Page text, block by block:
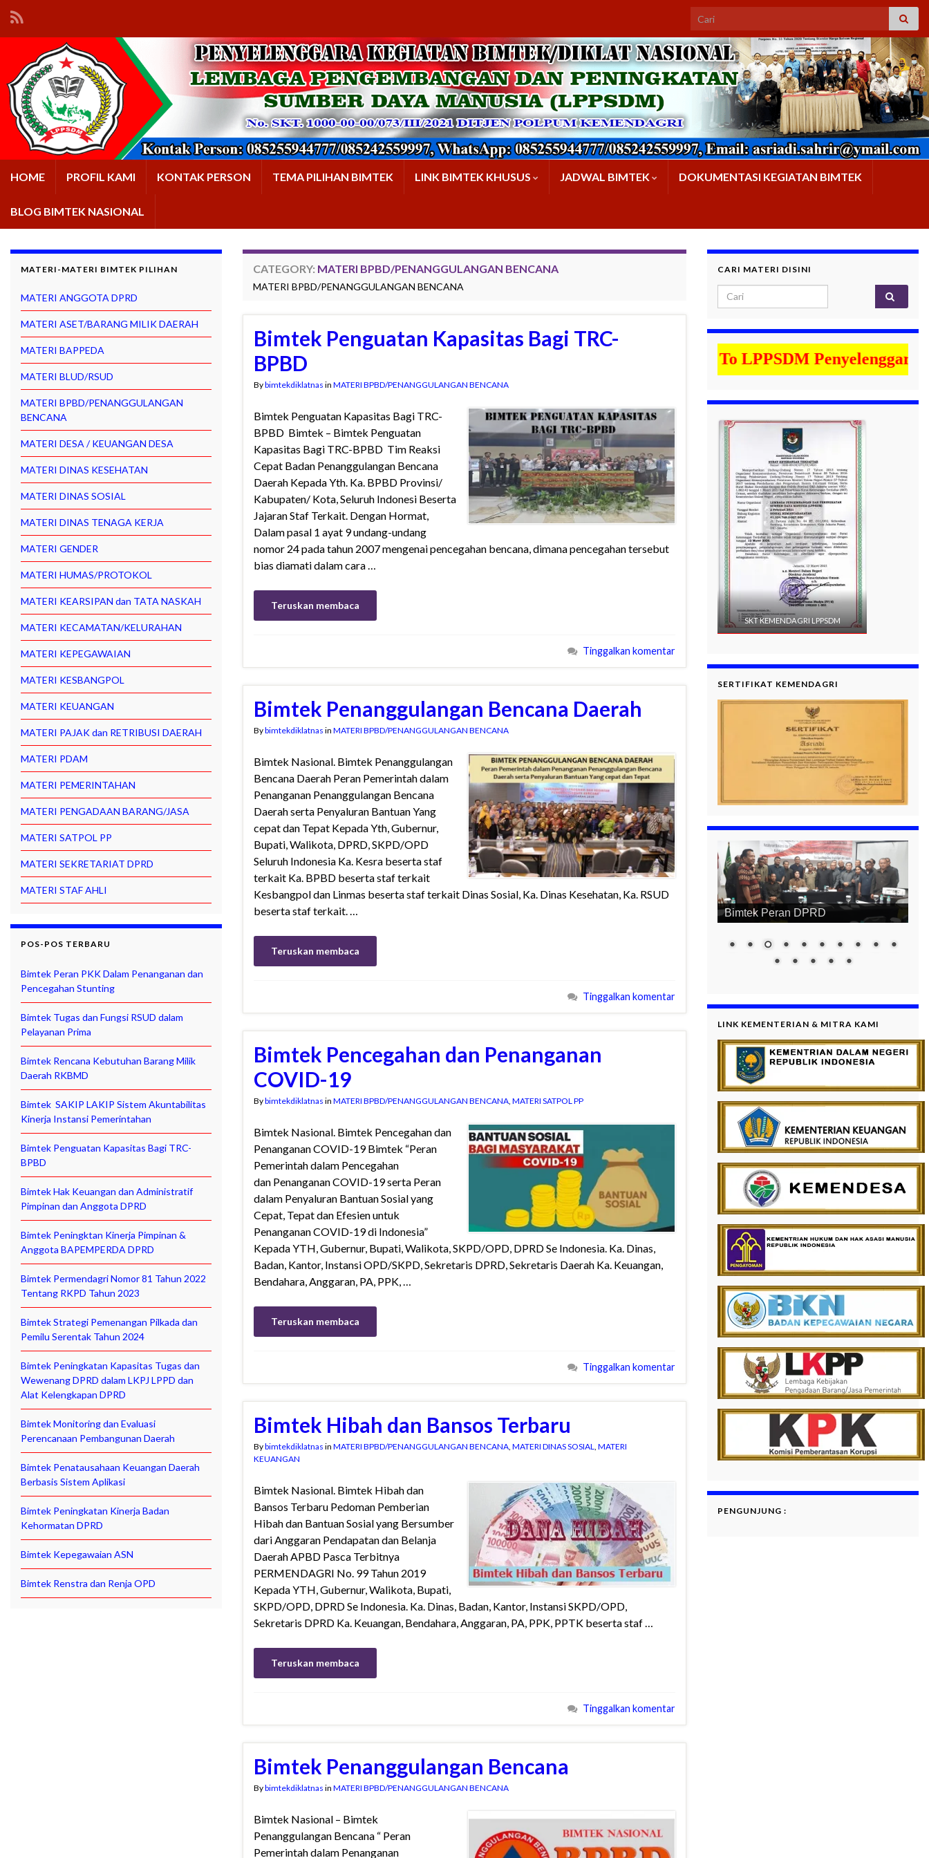
HOME PROFIL KAMI KONTAK PERSON TEMA PILIHAN BIMTEK LINK BIMTEK KHUSUS JADWAL BIMTEK DOKUMENTASI KEGIATAN BIMTEK
BLOG BIMTEK NASIONAL
MATERI-MATERI BIMTEK PILIHAN
MATERI ANGGOTA DPRD
MATERI ASET/BARANG MILIK DAERAH
MATERI BAPPEDA
MATERI BLUD/RSUD
MATERI BPBD/PENANGGULANGAN
BENCANA
MATERI DESA / KEUANGAN DESA
MATERI DINAS KESEHATAN
MATERI DINAS SOSIAL
MATERI DINAS TENAGA KERJA
MATERI GENDER
MATERI HUMAS/PROTOKOL
MATERI KEARSIPAN dan TATA NASKAH
MATERI KECAMATAN/KELURAHAN
MATERI KEPEGAWAIAN
MATERI KESBANGPOL
MATERI KEUANGAN
MATERI PAJAK dan RETRIBUSI DAERAH
MATERI PDAM
MATERI PEMERINTAHAN
MATERI PENGADAAN BARANG/JASA
MATERI SATPOL PP
MATERI SEKRETARIAT DPRD
MATERI STAF AHLI
POS-POS TERBARU
Bimtek Peran PKK Dalam Penanganan dan
Pencegahan Stunting
Bimtek Tugas dan Fungsi RSUD dalam
Pelayanan Prima
Bimtek Rencana Kebutuhan Barang Milik
Daerah RKBMD
Bimtek SAKIP LAKIP Sistem Akuntabilitas
Kinerja Instansi Pemerintahan
Bimtek Penguatan Kapasitas Bagi TRC-
BPBD
Bimtek Hak Keuangan dan Administratif
Pimpinan dan Anggota DPRD
Bimtek Peningktan Kinerja Pimpinan &
Anggota BAPEMPERDA DPRD
Bimtek Permendagri Nomor 81 Tahun 2022
Tentang RKPD Tahun 2023
Bimtek Strategi Pemenangan Pilkada dan
Pemilu Serentak Tahun 2024
Bimtek Peningkatan Kapasitas Tugas dan
Wewenang DPRD dalam LKPJ LPPD dan
Alat Kelengkapan DPRD
Bimtek Monitoring dan Evaluasi
Perencanaan Pembangunan Daerah
Bimtek Penatausahaan Keuangan Daerah
Berbasis Sistem Aplikasi
Bimtek Peningkatan Kinerja Badan
Kehormatan DPRD
Bimtek Kepegawaian ASN
Bimtek Renstra dan Renja OPD
CATEGORY: MATERI BPBD/PENANGGULANGAN BENCANA
MATERI BPBD/PENANGGULANGAN BENCANA
Bimtek Penguatan Kapasitas Bagi TRC-
BPBD
Bybimtekdiklatnas in MATERI BPBD/PENANGGULANGAN BENCANA
Bimtek Penguatan Kapasitas Bagi TRC-
BPBD Bimtek – Bimtek Penguatan
Kapasitas Bagi TRC-BPBD Tim Reaksi
Cepat Badan Penanggulangan Bencana
Daerah Kepada Yth. Ka. BPBD Provinsi/
Kabupaten/ Kota, Seluruh Indonesi Beserta
Jajaran Staf Terkait. Dengan Hormat,
Dalam pasal 1 ayat 9 undang-undang
nomor 24 pada tahun 2007 mengenai pencegahan bencana, dimana pencegahan tersebut
bias diamati dalam cara …
Teruskan membaca
Tinggalkan komentar
Bimtek Penanggulangan Bencana Daerah
Bybimtekdiklatnas in MATERI BPBD/PENANGGULANGAN BENCANA
Bimtek Nasional. Bimtek Penanggulangan
Bencana Daerah Peran Pemerintah dalam
Penanganan Penanggulangan Bencana
Daerah serta Penyaluran Bantuan Yang
cepat dan Tepat Kepada Yth, Gubernur,
Bupati, Walikota, DPRD, SKPD/OPD
Seluruh Indonesia Ka. Kesra beserta staf
terkait Ka. BPBD beserta staf terkait
Kesbangpol dan Linmas beserta staf terkait Dinas Sosial, Ka. Dinas Kesehatan, Ka. RSUD
beserta staf terkait. …
Teruskan membaca
Tinggalkan komentar
Bimtek Pencegahan dan Penanganan
COVID-19
Bybimtekdiklatnas in MATERI BPBD/PENANGGULANGAN BENCANA MATERI SATPOL PP
Bimtek Nasional. Bimtek Pencegahan dan
Penanganan COVID-19 Bimtek “Peran
Pemerintah dalam Pencegahan
dan Penanganan COVID-19 serta Peran
dalam Penyaluran Bantuan Sosial yang
Cepat, Tepat dan Efesien untuk
Penanganan COVID-19 di Indonesia”
Kepada YTH, Gubernur, Bupati, Walikota, SKPD/OPD, DPRD Se Indonesia. Ka. Dinas,
Badan, Kantor, Instansi OPD/SKPD, Sekretaris DPRD, Sekretaris Daerah Ka. Keuangan,
Bendahara, Anggaran, PA, PPK, …
Teruskan membaca
Tinggalkan komentar
Bimtek Hibah dan Bansos Terbaru
Bybimtekdiklatnas in MATERI BPBD/PENANGGULANGAN BENCANA MATERI DINAS SOSIAL MATERI
KEUANGAN
Bimtek Nasional. Bimtek Hibah dan
Bansos Terbaru Pedoman Pemberian
Hibah dan Bantuan Sosial yang Bersumber
dari Anggaran Pendapatan dan Belanja
Daerah APBD Pasca Terbitnya
PERMENDAGRI No. 99 Tahun 2019
Kepada YTH, Gubernur, Walikota, Bupati,
SKPD/OPD, DPRD Se Indonesia. Ka. Dinas, Badan, Kantor, Instansi SKPD/OPD,
Sekretaris DPRD Ka. Keuangan, Bendahara, Anggaran, PA, PPK, PPTK beserta staf …
Teruskan membaca
Tinggalkan komentar
Bimtek Penanggulangan Bencana
Bybimtekdiklatnas in MATERI BPBD/PENANGGULANGAN BENCANA
Bimtek Nasional – Bimtek
Penanggulangan Bencana “ Peran
Pemerintah dalam Penanganan
CARI MATERI DISINI
Welcome To LPPSDM Penyelenggara
SKT KEMENDAGRI LPPSDM
SERTIFIKAT KEMENDAGRI
Bimtek Alat Kelengkapan DPRD
LINK KEMENTERIAN & MITRA KAMI
PENGUNJUNG :